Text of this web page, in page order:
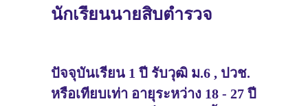
นักเรียนนายสิบตำรวจ
ปัจจุบันเรียน 1 ปี รับวุฒิ ม.6 , ปวช.
หรือเทียบเท่า อายุระหว่าง 18 - 27 ปี